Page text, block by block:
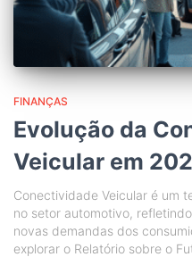
FINANÇAS
Evolução da
Veicular em
Conectividade Veicular é um
no setor automotivo,
novas demandas dos
explorar o Relatório sobre o